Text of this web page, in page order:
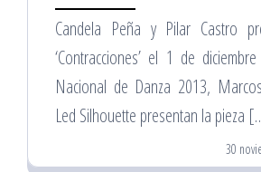
Candela Peña y Pilar Castro
‘Contracciones’ el 1 de
Nacional de Danza 2013,
Led Silhouette presentan la pieza
30